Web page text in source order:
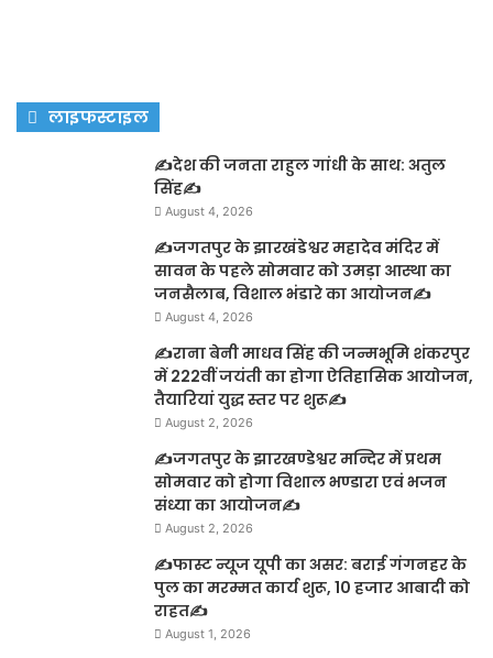
लाइफस्टाइल
✍️देश की जनता राहुल गांधी के साथ: अतुल
सिंह✍️
August 4, 2026
✍️जगतपुर के झारखंडेश्वर महादेव मंदिर में
सावन के पहले सोमवार को उमड़ा आस्था का
जनसैलाब, विशाल भंडारे का आयोजन✍️
August 4, 2026
✍️राना बेनी माधव सिंह की जन्मभूमि शंकरपुर
में 222वीं जयंती का होगा ऐतिहासिक आयोजन,
तैयारियां युद्ध स्तर पर शुरू✍️
August 2, 2026
✍️जगतपुर के झारखण्डेश्वर मन्दिर में प्रथम
सोमवार को होगा विशाल भण्डारा एवं भजन
संध्या का आयोजन✍️
August 2, 2026
✍️फास्ट न्यूज यूपी का असर: बराई गंगनहर के
पुल का मरम्मत कार्य शुरू, 10 हजार आबादी को
राहत✍️
August 1, 2026